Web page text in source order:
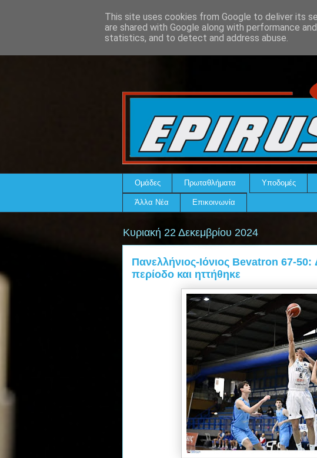
Ομάδες Πρωταθλήματα Υποδομές
Άλλα Νέα Επικοινωνία
Κυριακή 22 Δεκεμβρίου 2024
Πανελλήνιος-Ιόνιος Bevatron 67-50:
περίοδο και ηττήθηκε
This site uses cookies from Google to deliver its
are shared with Google along with performance
statistics, and to detect and address abuse.